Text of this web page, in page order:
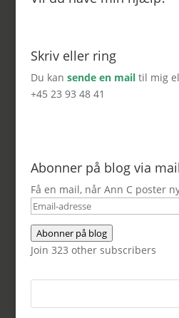
Skriv eller ring
Du kan sende en mail til mig
+45 23 93 48 41
Abonner på blog via mail
Få en mail, når Ann C poster
Email-
adresse
Abonner på blog
Join 323 other subscribers